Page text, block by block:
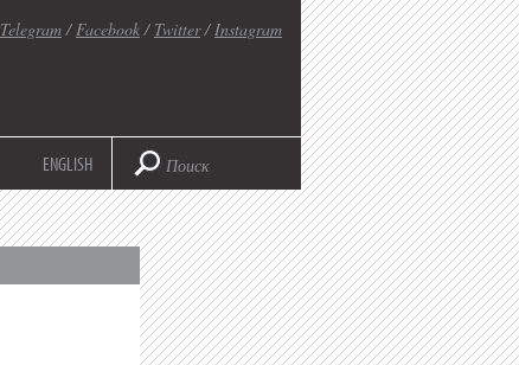
Telegram/Facebook/ Twitter/Instagram
ENGLISH